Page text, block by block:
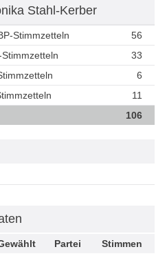
Stahl-Kerber
Stimmzetteln
56
Stimmzetteln
33
6
11
106
Partei Stimmen